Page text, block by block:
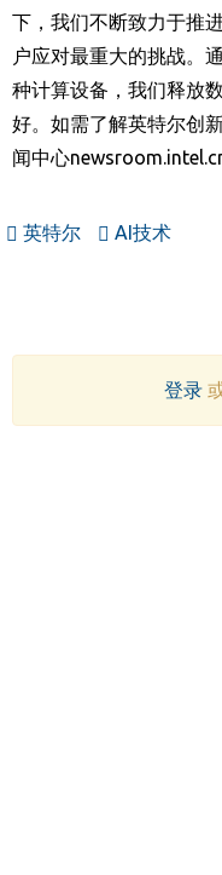
下，我们不断致力于推
户应对最重大的挑战。
种计算设备，我们释放
好。如需了解英特尔创
闻中心
英特尔 AI技术
登录